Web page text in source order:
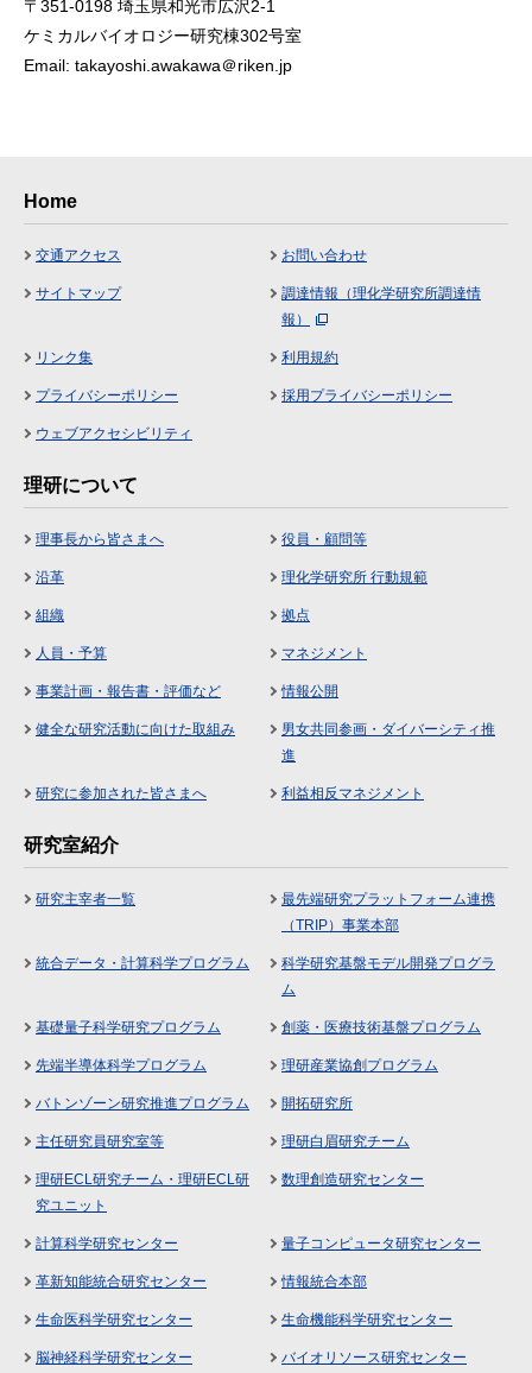
〒351-0198 埼玉県和光市広沢2-1
ケミカルバイオロジー研究棟302号室
Email: takayoshi.awakawa＠riken.jp
Home
交通アクセス お問い合わせ
サイトマップ
調達情報（理化学研究所調達情
報）
リンク集 利用規約
プライバシーポリシー 採用プライバシーポリシー
ウェブアクセシビリティ
理研について
理事長から皆さまへ 役員・顧問等
沿革 理化学研究所 行動規範
組織 拠点
人員・予算 マネジメント
事業計画・報告書・評価など 情報公開
健全な研究活動に向けた取組み
男女共同参画・ダイバーシティ推
進
研究に参加された皆さまへ 利益相反マネジメント
研究室紹介
研究主宰者一覧
最先端研究プラットフォーム連携
（TRIP）事業本部
統合データ・計算科学プログラム
科学研究基盤モデル開発プログラ
ム
基礎量子科学研究プログラム 創薬・医療技術基盤プログラム
先端半導体科学プログラム 理研産業協創プログラム
バトンゾーン研究推進プログラム 開拓研究所
主任研究員研究室等 理研白眉研究チーム
理研ECL研究チーム・理研ECL研
究ユニット
数理創造研究センター
計算科学研究センター 量子コンピュータ研究センター
革新知能統合研究センター 情報統合本部
生命医科学研究センター 生命機能科学研究センター
脳神経科学研究センター バイオリソース研究センター